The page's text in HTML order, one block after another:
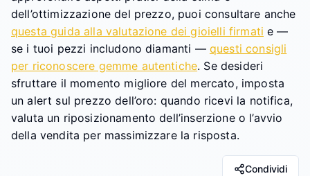
dell’ottimizzazione del prezzo, puoi consultare anche
questa guida alla valutazione dei gioielli firmati e —
se i tuoi pezzi includono diamanti — questi consigli
per riconoscere gemme autentiche. Se desideri
sfruttare il momento migliore del mercato, imposta
un alert sul prezzo dell’oro: quando ricevi la notifica,
valuta un riposizionamento dell’inserzione o l’avvio
della vendita per massimizzare la risposta.
Condividi